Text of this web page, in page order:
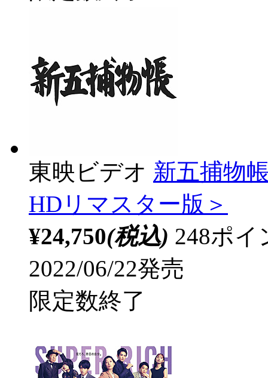
東映ビデオ 新五捕物
HDリマスター版＞
¥24,750(税込) 248ポ
2022/06/22発売
限定数終了